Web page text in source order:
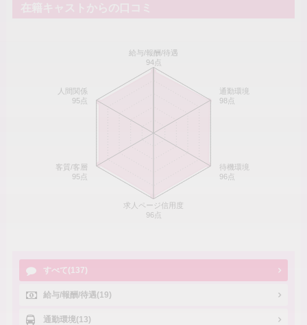
給与/報酬/待遇
94点
通勤環境
98点
待機環境
96点
求人ページ信用度
96点
客質/客層
95点
人間関係
95点
すべて(137)
給与/報酬/待遇(19)
通勤環境(13)